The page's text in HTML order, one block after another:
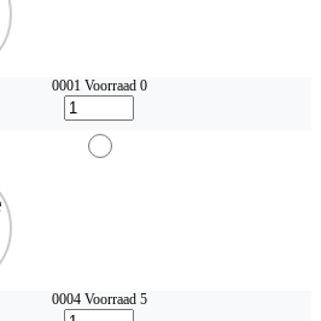
0001 Voorraad 0
0004 Voorraad 5